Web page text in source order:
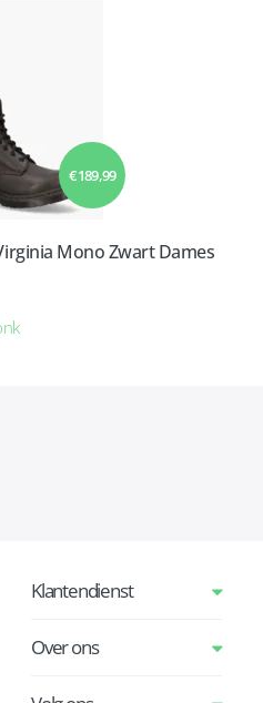
€ 189,99
Mono Zwart Dames
Klantendienst
Over ons